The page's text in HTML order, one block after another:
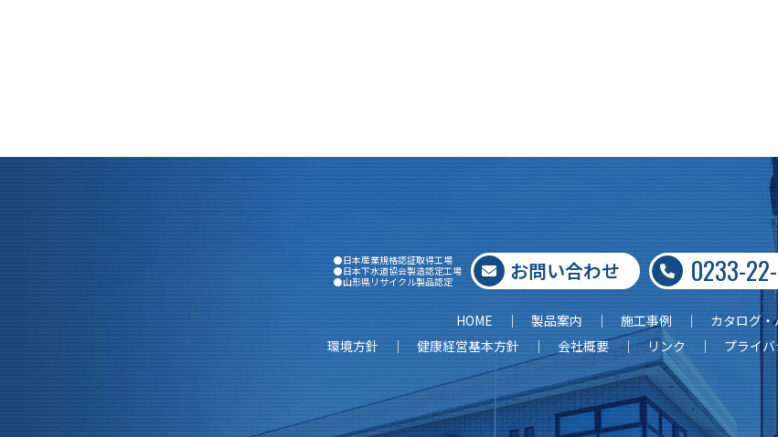
●日本産業規格認証取得工場
●日本下水道協会製造認定工場
●山形県リサイクル製品認定
お問い合わせ 0233-
HOME 製品案内 施工事例
カタログ
環境方針
健康経営基本方針 会社概要 リンク プライ